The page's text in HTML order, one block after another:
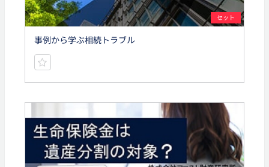
セット
事例から学ぶ相続トラブル